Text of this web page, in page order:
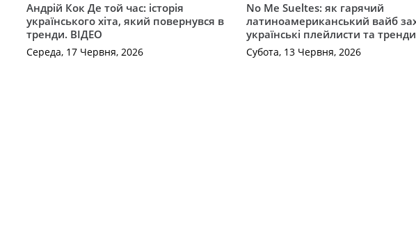
Андрій Кок Де той час: історія
українського хіта, який повернувся в
тренди. ВІДЕО
Середа, 17 Червня, 2026
No Me Sueltes: як гарячий
латиноамериканський вайб
українські плейлисти та
Субота, 13 Червня, 2026